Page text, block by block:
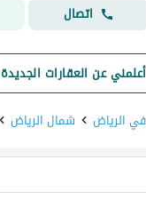
اتصال
أعلمني عن العقارات الجديدة
الرياض
شمال الرياض